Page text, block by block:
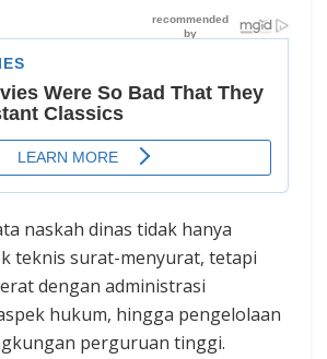
naskah dinas tidak hanya
teknis surat-menyurat, tetapi
dengan administrasi
hukum, hingga pengelolaan
perguruan tinggi.